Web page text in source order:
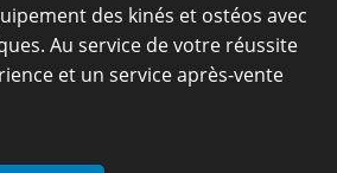
des kinés et ostéos avec
Au service de votre réussite
et un service après-vente